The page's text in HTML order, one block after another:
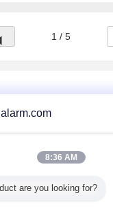
jedno hasło do maszyny,
wynikom przeciwzakłóceniowe 7)
8.Phone pnie
projektowania zniszczyć. 9.LED na panelu, aby
opcjonalne. 12.Quick programu za pomocą
alarmowe, można
telefonie, aby rozbroić /
19:56:47
1 / 5
Co., Limited
Verified Suplier
8:36 AM
are you looking for?